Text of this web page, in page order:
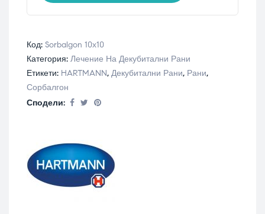
Код: Sorbalgon 10х10
Категория: Лечение На Декубитални Рани
Етикети: HARTMANN, Декубитални Рани, Рани,
Сорбалгон
Сподели: